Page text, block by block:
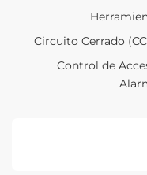
Circuito Cerrado
Control de